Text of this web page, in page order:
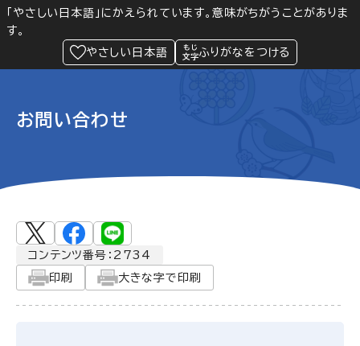
「やさしい日本語」にかえられています。意味がちがうことがありま
す。
やさしい日本語
ふりがなをつける
Language 閲覧支援
緊急情報
お問い合わせ
コンテンツ番号：2734
印刷
大きな字で印刷